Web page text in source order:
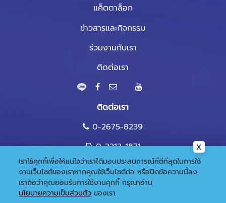
แค็ตตาล็อก
ข่าวสารและกิจกรรม
ร่วมงานกับเรา
ติดต่อเรา
ติดต่อเรา
0-2675-8239
0-2212-1871
marketing@nandee.co.th
© 2020 Copyright:Gramickhouse.com
เราใช้คุกกี้เพื่อให้แน่ใจว่าเราได้มอบประสบการณ์ที่ดีที่สุดในการใช้
งานเว็บไซต์ของเราหากคุณใช้เว็บไซต์ต่อ หรือปิดข้อความนี้ลง
เราถือว่าคุณยอมรับการใช้งานคุกกี้ กรุณาอ่าน
นโยบายความเป็นส่วนตัว ของเรา